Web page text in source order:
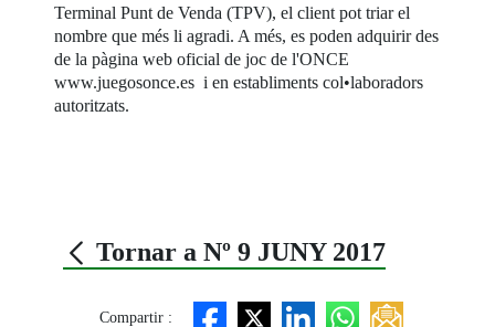
Terminal Punt de Venda (TPV), el client pot triar el
nombre que més li agradi. A més, es poden adquirir des
de la pàgina web oficial de joc de l'ONCE
www.juegosonce.es i en establiments col•laboradors
autoritzats.
Tornar a Nº 9 JUNY 2017
Compartir :